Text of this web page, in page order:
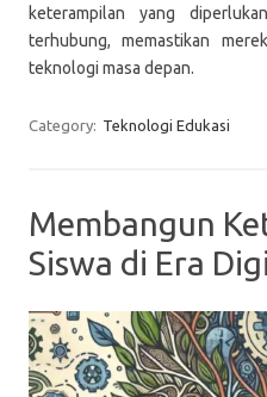
keterampilan yang
terhubung, memastikan
teknologi masa depan.
Category: Teknologi Edukasi
Membangun
Siswa di Era